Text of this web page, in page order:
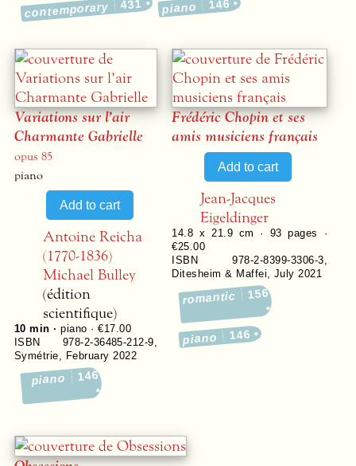
contemporary 431 piano 146
Variations sur l’air
Charmante Gabrielle
opus 85
piano
Antoine Reicha
(1770-1836)
Michael Bulley
(édition
scientifique)
10 min ·piano · €17.00
ISBN 978-2-36485-212-9
Symétrie
February 2022
piano 146
Frédéric Chopin et ses
amis musiciens français
Jean-Jacques
Eigeldinger
14.8 x 21.9 cm · 93 pages ·
€25.00
ISBN 978-2-8399-3306-3
Ditesheim & Maffei
July 2021
romantic 156
piano 146